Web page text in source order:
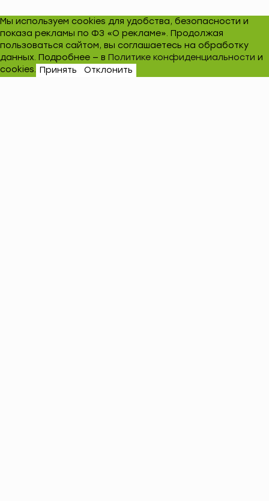
Мы используем cookies для удобства, безопасности и
показа рекламы по ФЗ «О рекламе». Продолжая
пользоваться сайтом, вы соглашаетесь на обработку
данных. Подробнее — в Политике конфиденциальности и
cookies. Принять Отклонить